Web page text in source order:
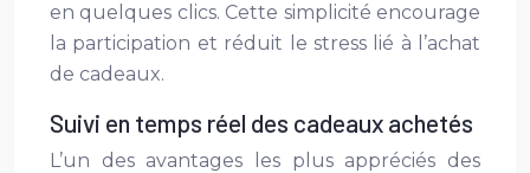
en quelques clics. Cette simplicité encourage
la participation et réduit le stress lié à l’achat
de cadeaux.
Suivi en temps réel des cadeaux achetés
L’un des avantages les plus appréciés des